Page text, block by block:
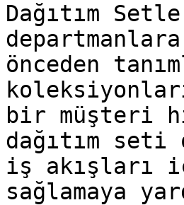
Dağıtım
önceden
bir müşteri
dağıtım
iş akışları
sağlamaya